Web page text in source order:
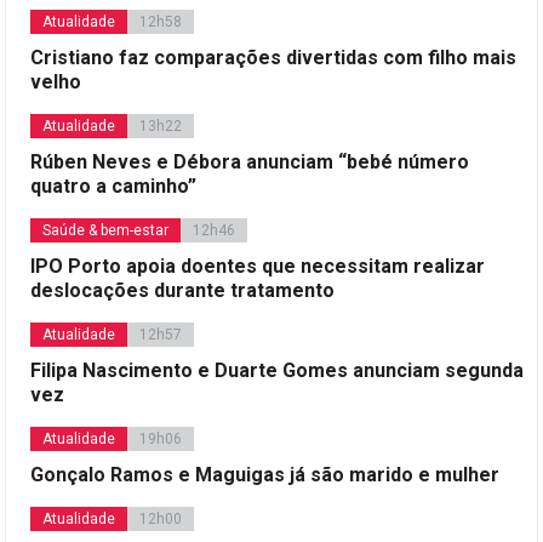
Atualidade 12h58
Cristiano faz comparações divertidas com filho mais
velho
Atualidade 13h22
Rúben Neves e Débora anunciam “bebé número
quatro a caminho”
Saúde & bem-estar 12h46
IPO Porto apoia doentes que necessitam realizar
deslocações durante tratamento
Atualidade 12h57
Filipa Nascimento e Duarte Gomes anunciam segunda
vez
Atualidade 19h06
Gonçalo Ramos e Maguigas já são marido e mulher
Atualidade 12h00